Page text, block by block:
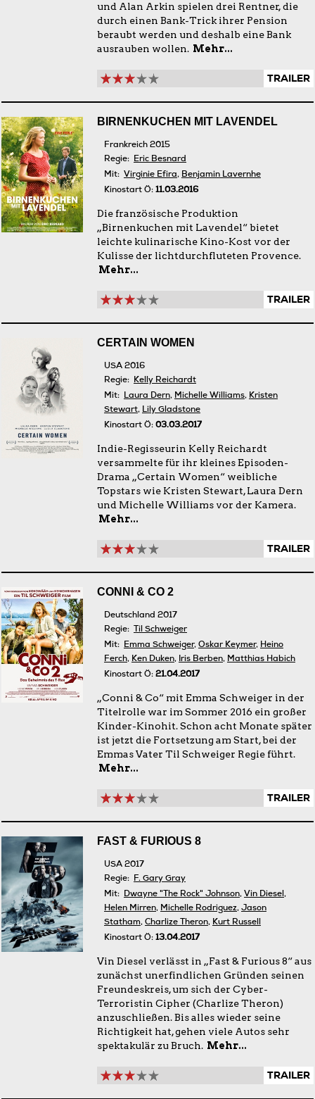
und Alan Arkin spielen drei Rentner, die
durch einen Bank-Trick ihrer Pension
beraubt werden und deshalb eine Bank
ausrauben wollen. Mehr...
TRAILER
BIRNENKUCHEN MIT LAVENDEL
Frankreich 2015
Regie: Eric Besnard
Mit: Virginie Efira, Benjamin Lavernhe
Kinostart Ö: 11.03.2016
Die französische Produktion
„Birnenkuchen mit Lavendel“ bietet
leichte kulinarische Kino-Kost vor der
Kulisse der lichtdurchfluteten Provence.
Mehr...
TRAILER
CERTAIN WOMEN
USA 2016
Regie: Kelly Reichardt
Mit: Laura Dern, Michelle Williams, Kristen
Stewart, Lily Gladstone
Kinostart Ö: 03.03.2017
Indie-Regisseurin Kelly Reichardt
versammelte für ihr kleines Episoden-
Drama „Certain Women“ weibliche
Topstars wie Kristen Stewart, Laura Dern
und Michelle Williams vor der Kamera.
Mehr...
TRAILER
CONNI & CO 2
Deutschland 2017
Regie: Til Schweiger
Mit: Emma Schweiger, Oskar Keymer, Heino
Ferch, Ken Duken, Iris Berben, Matthias Habich
Kinostart Ö: 21.04.2017
„Conni & Co“ mit Emma Schweiger in der
Titelrolle war im Sommer 2016 ein großer
Kinder-Kinohit. Schon acht Monate später
ist jetzt die Fortsetzung am Start, bei der
Emmas Vater Til Schweiger Regie führt.
Mehr...
TRAILER
FAST & FURIOUS 8
USA 2017
Regie: F. Gary Gray
Mit: Dwayne "The Rock" Johnson, Vin Diesel,
Helen Mirren, Michelle Rodriguez, Jason
Statham, Charlize Theron, Kurt Russell
Kinostart Ö: 13.04.2017
Vin Diesel verlässt in „Fast & Furious 8“ aus
zunächst unerfindlichen Gründen seinen
Freundeskreis, um sich der Cyber-
Terroristin Cipher (Charlize Theron)
anzuschließen. Bis alles wieder seine
Richtigkeit hat, gehen viele Autos sehr
spektakulär zu Bruch. Mehr...
TRAILER